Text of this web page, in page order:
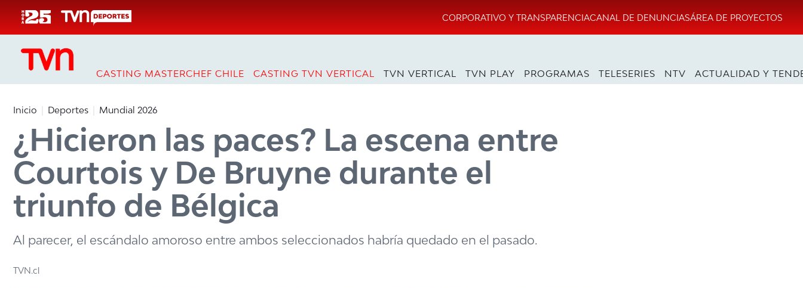
CORPORATIVO Y TRANSPARENCIACANAL DE DENUNCIASÁREA DE PROYECTOS
CASTING MASTERCHEF CHILE CASTING TVN VERTICAL TVN VERTICAL TVN PLAY PROGRAMAS TELESERIES NTV ACTUALIDAD Y
Inicio Deportes Mundial 2026
¿Hicieron las paces? La escena entre
Courtois y De Bruyne durante el
triunfo de Bélgica
Al parecer, el escándalo amoroso entre ambos seleccionados habría quedado en el pasado.
TVN.cl